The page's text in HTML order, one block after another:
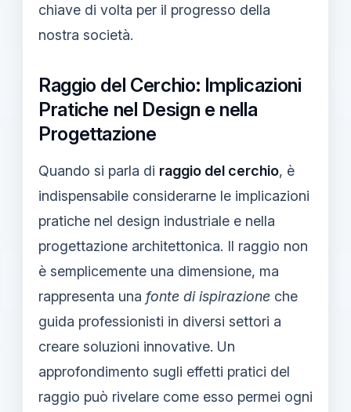
chiave di volta per il progresso della
nostra società.
Raggio del Cerchio: Implicazioni
Pratiche nel Design e nella
Progettazione
Quando si parla di raggio del cerchio, è
indispensabile considerarne le implicazioni
pratiche nel design industriale e nella
progettazione architettonica. Il raggio non
è semplicemente una dimensione, ma
rappresenta una fonte di ispirazione che
guida professionisti in diversi settori a
creare soluzioni innovative. Un
approfondimento sugli effetti pratici del
raggio può rivelare come esso permei ogni